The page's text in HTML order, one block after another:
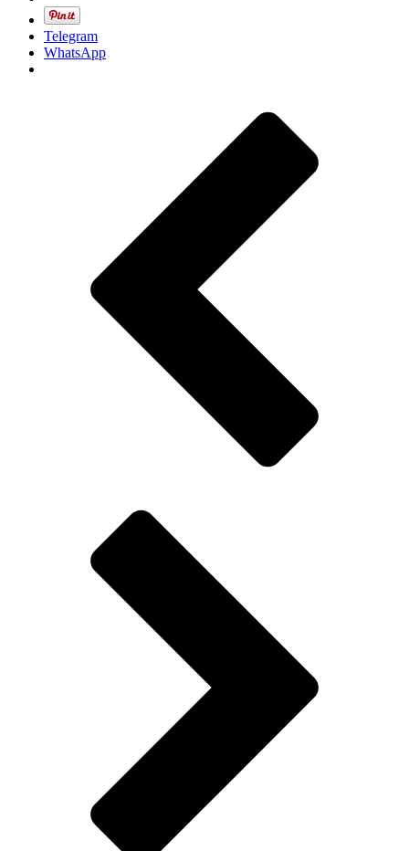
Telegram
WhatsApp